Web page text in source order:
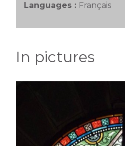
Languages : Français
In pictures